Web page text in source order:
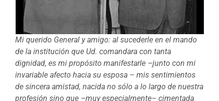
Mi querido General y amigo: al sucederle en el mando
de la institución que Ud. comandara con tanta
dignidad, es mi propósito manifestarle –junto con mi
invariable afecto hacia su esposa – mis sentimientos
de sincera amistad, nacida no sólo a lo largo de nuestra
profesión sino que –muy especialmente– cimentada